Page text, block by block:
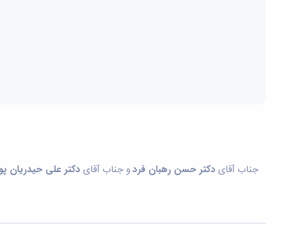
جناب آقای دکتر حسن رهبان فردو جناب آقای دکتر علی حیدریان